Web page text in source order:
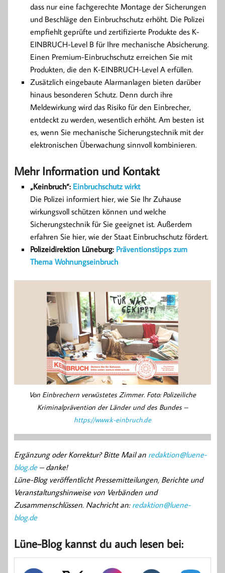
dass nur eine fachgerechte Montage der Sicherungen
und Beschläge den Einbruchschutz erhöht. Die Polizei
empfiehlt geprüfte und zertifizierte Produkte des K-
EINBRUCH-Level B für Ihre mechanische Absicherung.
Einen Premium-Einbruchschutz erreichen Sie mit
Produkten, die den K-EINBRUCH-Level A erfüllen.
Zusätzlich eingebaute Alarmanlagen bieten darüber
hinaus besonderen Schutz. Denn durch ihre
Meldewirkung wird das Risiko für den Einbrecher,
entdeckt zu werden, wesentlich erhöht. Am besten ist
es, wenn Sie mechanische Sicherungstechnik mit der
elektronischen Überwachung sinnvoll kombinieren.
Mehr Information und Kontakt
„Keinbruch“: Einbruchschutz wirkt
Die Polizei informiert hier, wie Sie Ihr Zuhause
wirkungsvoll schützen können und welche
Sicherungstechnik für Sie geeignet ist. Außerdem
erfahren Sie hier, wie der Staat Einbruchschutz fördert.
Polizeidirektion Lüneburg: Präventionstipps zum
Thema Wohnungseinbruch
Von Einbrechern verwüstetes Zimmer. Foto: Polizeiliche
Kriminalprävention der Länder und des Bundes –
https://www.k-einbruch.de
Ergänzung oder Korrektur? Bitte Mail an redaktion@luene-
blog.de– danke!
Lüne-Blog veröffentlicht Pressemitteilungen, Berichte und
Veranstaltungshinweise von Verbänden und
Zusammenschlüssen. Nachricht an: redaktion@luene-
blog.de
Lüne-Blog kannst du auch lesen bei: